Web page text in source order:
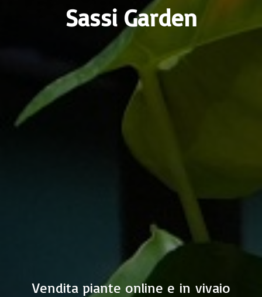
Sassi Garden
Vendita piante online e in vivaio